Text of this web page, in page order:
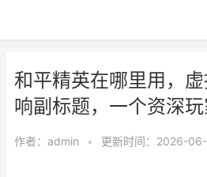
和平精英在哪里用，
响副标题，一个资深
作者： admin • 更新时间：2026-